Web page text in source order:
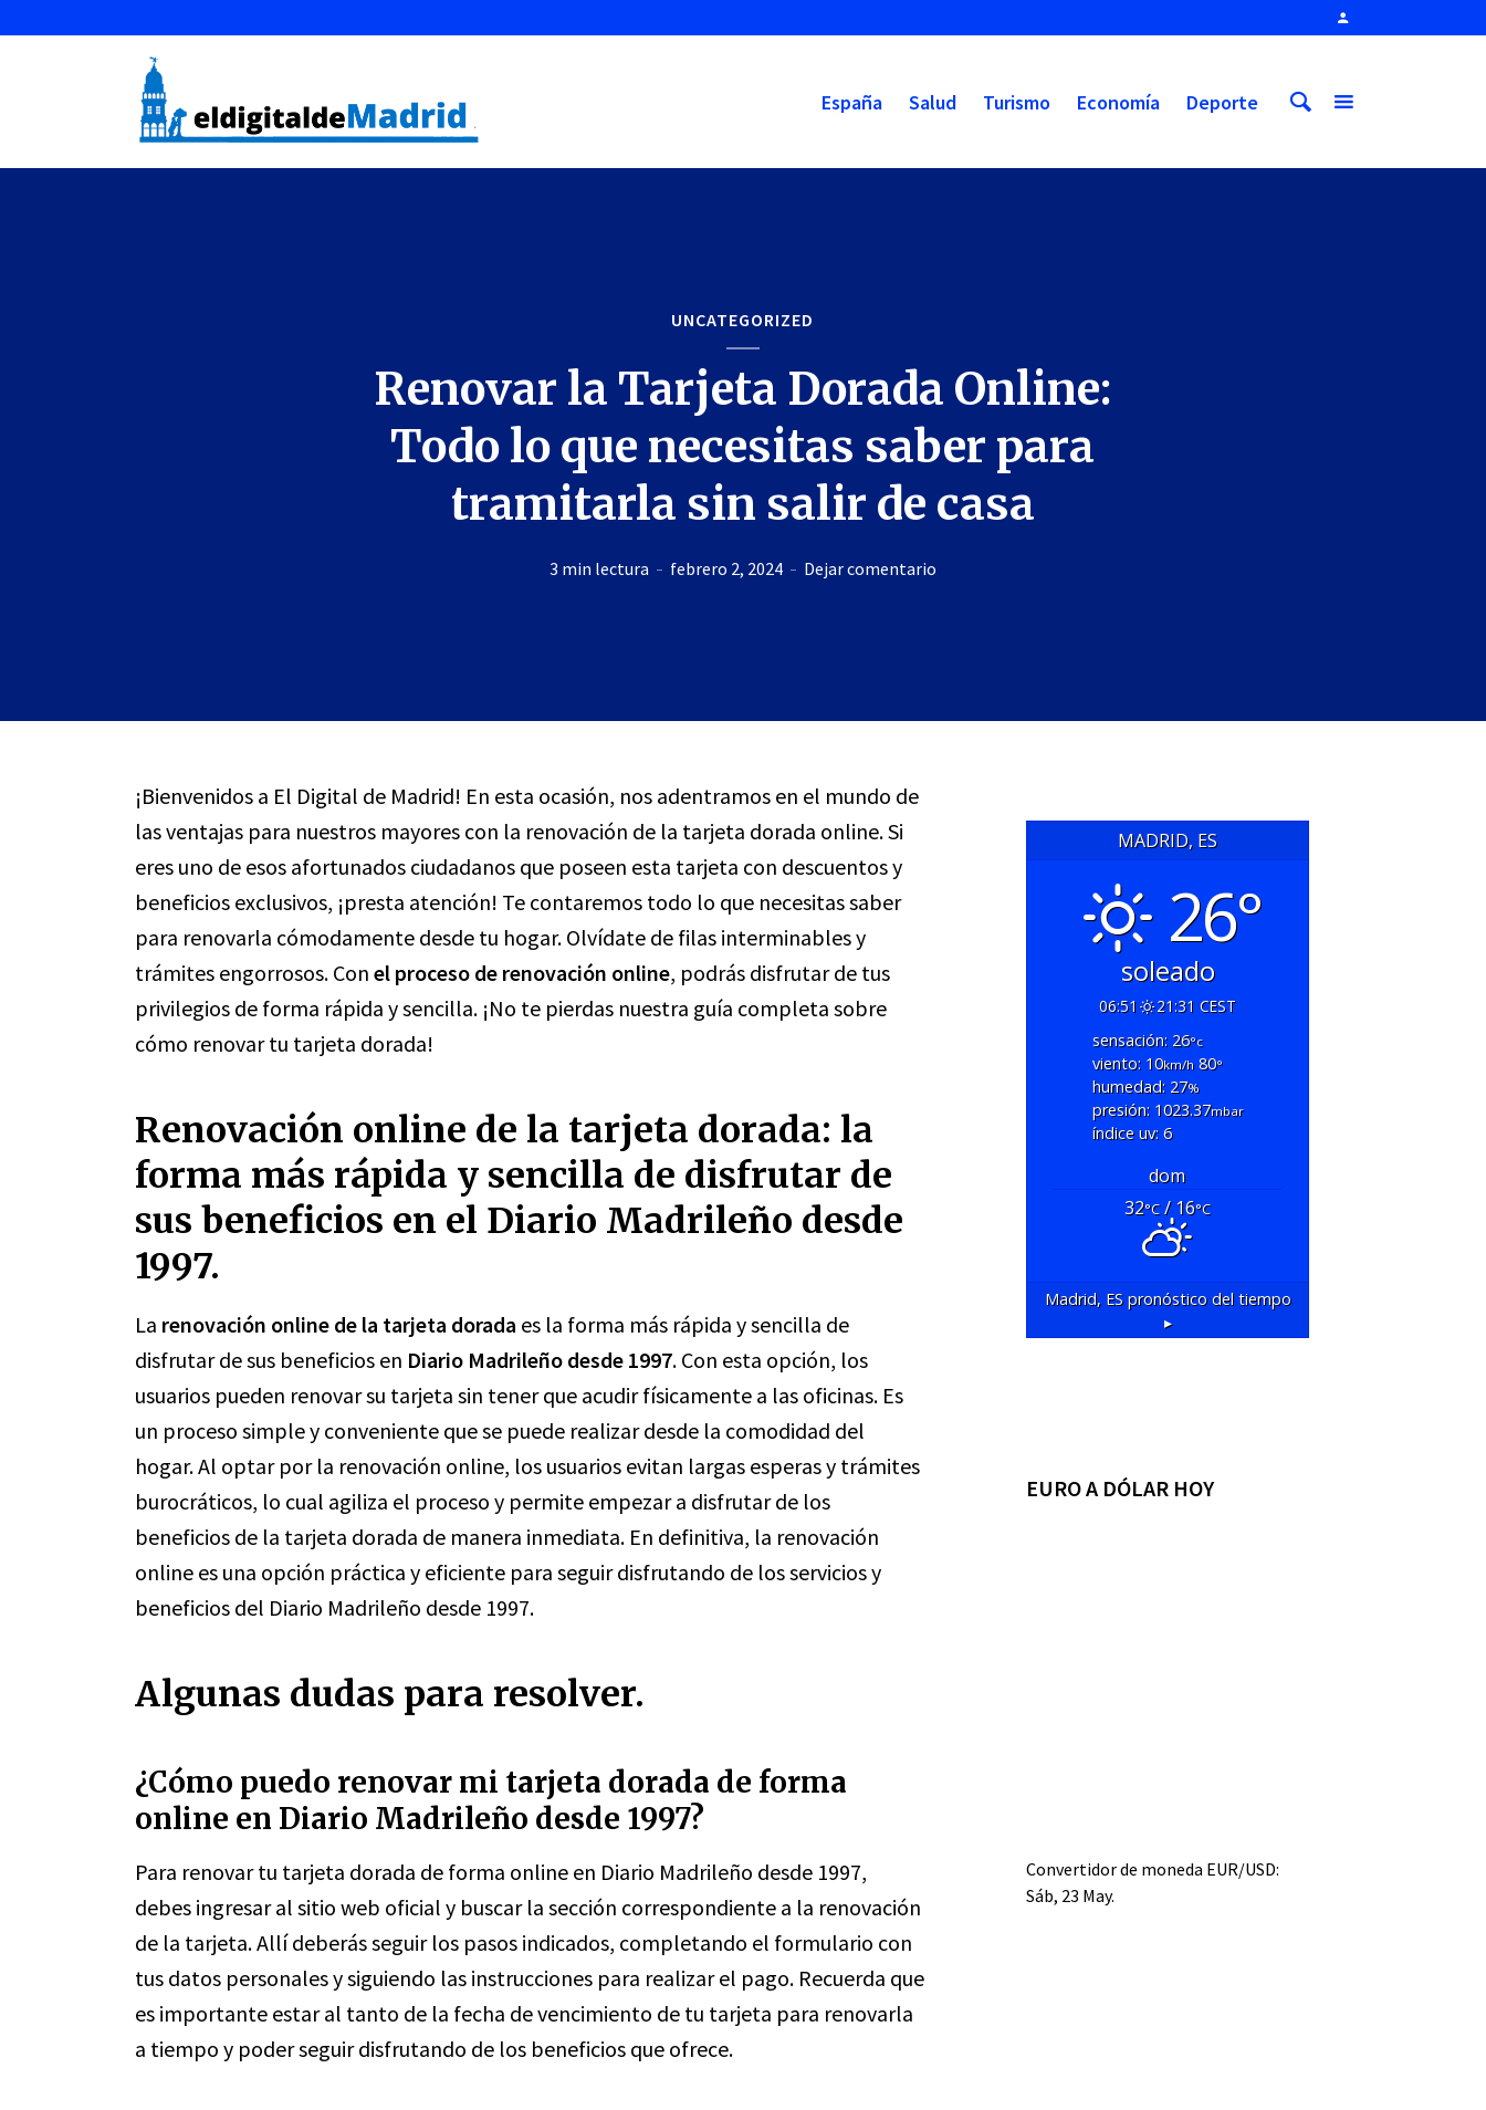
España Salud Turismo Economía Deporte
UNCATEGORIZED
Renovar la Tarjeta Dorada Online:
Todo lo que necesitas saber para
tramitarla sin salir de casa
3 min lectura febrero 2, 2024 Dejar comentario
¡Bienvenidos a El Digital de Madrid! En esta ocasión, nos adentramos en el mundo de
las ventajas para nuestros mayores con la renovación de la tarjeta dorada online. Si
eres uno de esos afortunados ciudadanos que poseen esta tarjeta con descuentos y
beneficios exclusivos, ¡presta atención! Te contaremos todo lo que necesitas saber
para renovarla cómodamente desde tu hogar. Olvídate de filas interminables y
trámites engorrosos. Con el proceso de renovación online, podrás disfrutar de tus
privilegios de forma rápida y sencilla. ¡No te pierdas nuestra guía completa sobre
cómo renovar tu tarjeta dorada!
Renovación online de la tarjeta dorada: la
forma más rápida y sencilla de disfrutar de
sus beneficios en el Diario Madrileño desde
1997.
La renovación online de la tarjeta dorada es la forma más rápida y sencilla de
disfrutar de sus beneficios en Diario Madrileño desde 1997. Con esta opción, los
usuarios pueden renovar su tarjeta sin tener que acudir físicamente a las oficinas. Es
un proceso simple y conveniente que se puede realizar desde la comodidad del
hogar. Al optar por la renovación online, los usuarios evitan largas esperas y trámites
burocráticos, lo cual agiliza el proceso y permite empezar a disfrutar de los
beneficios de la tarjeta dorada de manera inmediata. En definitiva, la renovación
online es una opción práctica y eficiente para seguir disfrutando de los servicios y
beneficios del Diario Madrileño desde 1997.
Algunas dudas para resolver.
¿Cómo puedo renovar mi tarjeta dorada de forma
online en Diario Madrileño desde 1997?
Para renovar tu tarjeta dorada de forma online en Diario Madrileño desde 1997,
debes ingresar al sitio web oficial y buscar la sección correspondiente a la renovación
de la tarjeta. Allí deberás seguir los pasos indicados, completando el formulario con
tus datos personales y siguiendo las instrucciones para realizar el pago. Recuerda que
es importante estar al tanto de la fecha de vencimiento de tu tarjeta para renovarla
a tiempo y poder seguir disfrutando de los beneficios que ofrece.
MADRID, ES
26°
soleado
06:51
21:31 CEST
sensación: 26°c
viento: 10km/h80°
humedad: 27%
presión: 1023.37mbar
índice uv: 6
dom
32°C/ 16°C
Madrid, ESpronóstico del tiempo
▸
EURO A DÓLAR HOY
Convertidor de moneda EUR/USD:
Sáb, 23 May.